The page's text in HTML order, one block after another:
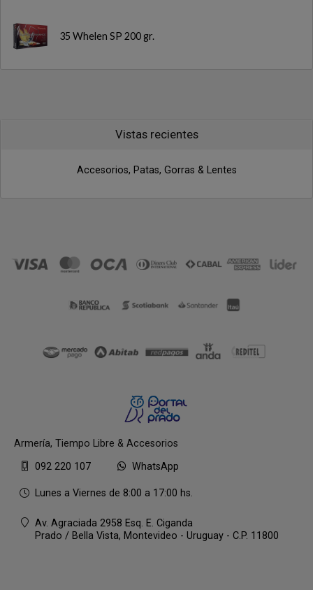
35 Whelen SP 200 gr.
Vistas recientes
Accesorios, Patas, Gorras & Lentes
Armería, Tiempo Libre & Accesorios
092 220 107
WhatsApp
Lunes a Viernes de 8:00 a 17:00 hs.
Av. Agraciada 2958 Esq. E. Ciganda
Prado / Bella Vista, Montevideo - Uruguay - C.P. 11800